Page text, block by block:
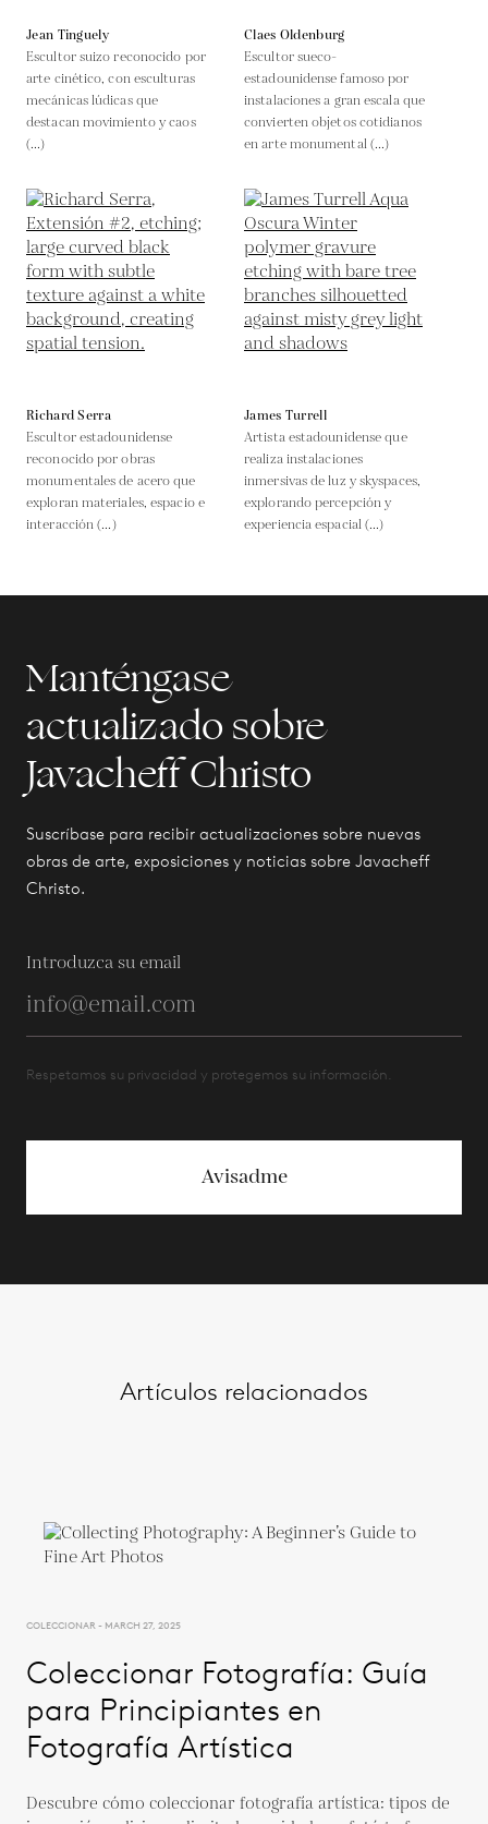
Jean Tinguely
Escultor suizo reconocido por
arte cinético, con esculturas
mecánicas lúdicas que
destacan movimiento y caos
(...)
Claes Oldenburg
Escultor sueco-
estadounidense famoso por
instalaciones a gran escala que
convierten objetos cotidianos
en arte monumental (...)
Richard Serra
Escultor estadounidense
reconocido por obras
monumentales de acero que
exploran materiales, espacio e
interacción (...)
James Turrell
Artista estadounidense que
realiza instalaciones
inmersivas de luz y skyspaces,
explorando percepción y
experiencia espacial (...)
Manténgase
actualizado sobre
Javacheff Christo
Suscríbase para recibir actualizaciones sobre nuevas
obras de arte, exposiciones y noticias sobre Javacheff
Christo.
Introduzca su email
Respetamos su privacidad y protegemos su información.
Avisadme
Artículos relacionados
COLECCIONAR - MARCH 27, 2025
Coleccionar Fotografía: Guía
para Principiantes en
Fotografía Artística
Descubre cómo coleccionar fotografía artística: tipos de